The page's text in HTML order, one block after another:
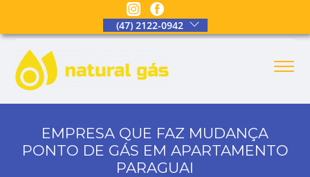
(47) 2122-0942
EMPRESA QUE FAZ MUDANÇA
PONTO DE GÁS EM APARTAMENTO
PARAGUAI